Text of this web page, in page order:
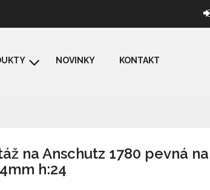
NOVINKY KONTAKT
na Anschutz 1780 pevná
h:24